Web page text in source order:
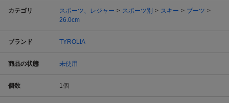
カテゴリ スポーツ、レジャー スポーツ別 スキー
ブーツ
26.0cm
ブランド TYROLIA
商品の状態 未使用
個数 1個